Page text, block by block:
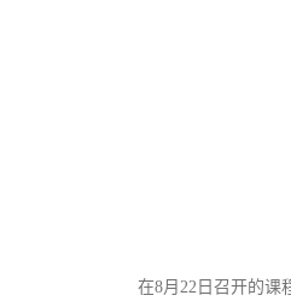
在8月22日召开的课